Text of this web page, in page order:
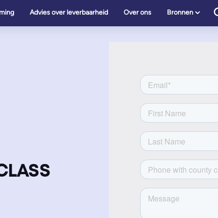
Advies over leverbaarheid Over ons Bronnen